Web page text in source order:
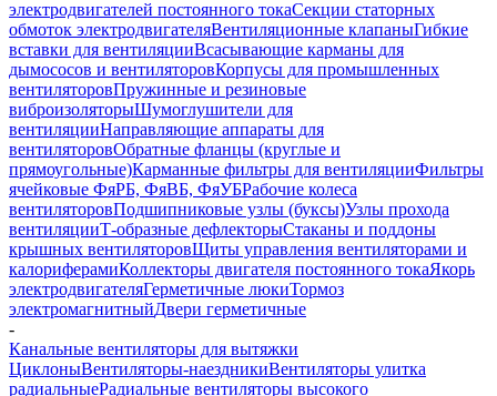
электродвигателей постоянного токаСекции статорных
обмоток электродвигателяВентиляционные клапаныГибкие
вставки для вентиляцииВсасывающие карманы для
дымососов и вентиляторовКорпусы для промышленных
вентиляторовПружинные и резиновые
виброизоляторыШумоглушители для
вентиляцииНаправляющие аппараты для
вентиляторовОбратные фланцы (круглые и
прямоугольные)Карманные фильтры для вентиляцииФильтры
ячейковые ФяРБ, ФяВБ, ФяУБРабочие колеса
вентиляторовПодшипниковые узлы (буксы)Узлы прохода
вентиляцииТ-образные дефлекторыСтаканы и поддоны
крышных вентиляторовЩиты управления вентиляторами и
калориферамиКоллекторы двигателя постоянного токаЯкорь
электродвигателяГерметичные люкиТормоз
электромагнитныйДвери герметичные
-
Канальные вентиляторы для вытяжки
ЦиклоныВентиляторы-наездникиВентиляторы улитка
радиальныеРадиальные вентиляторы высокого